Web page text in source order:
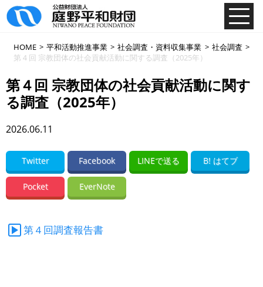
HOME > 平和活動推進事業 > 社会調査・資料収集事業 > 社会調査 >
第４回 宗教団体の社会貢献活動に関する調査（2025年）
第４回 宗教団体の社会貢献活動に関す
る調査（2025年）
2026.06.11
Twitter Facebook LINEで送る B! はてブ
Pocket EverNote
第４回調査報告書